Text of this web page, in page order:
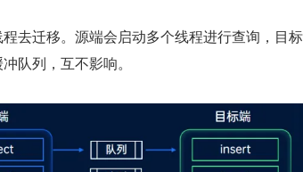
去迁移。源端会启动多个线程进行查询，目标
队列，互不影响。